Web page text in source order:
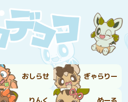
おしらせ ぎゃらりー